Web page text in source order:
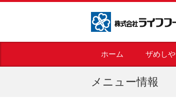
ホーム ザめしや
メニュー情報